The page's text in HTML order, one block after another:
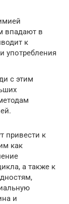
впадают в
к
употребления
с этим
привести к
как
а также к
и